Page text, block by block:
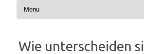
Wie unterscheiden